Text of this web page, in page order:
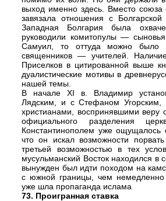
выход именно здесь. Вместо союза
завязала отношения с
Западная Болгария была
руководили комитопулы —
Самуил, то оттуда можно было
священников — учителей.
Приселков в цитированной выше
дуалистические мотивы в
нашей темы.
В начале XI в. Владимир
Лядским, и с Стефаном
христианами, воспринявшими
официального разделения
Константинополем уже ощущалось
что он искал возможности
третьей возможностью в тех
мусульманский Восток находился
вынужден был идти походом на
с южной границы, чем немедленно
уже шла пропаганда ислама
73. Проигранная ставка